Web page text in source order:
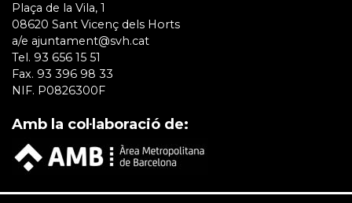
Plaça de la Vila, 1
08620 Sant Vicenç dels Horts
a/e ajuntament@svh.cat
Tel. 93 656 15 51
Fax. 93 396 98 33
NIF. P0826300F
Amb la col·laboració de: